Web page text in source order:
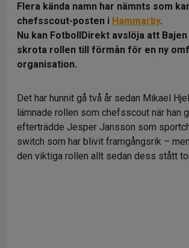
Flera kända namn har nämnts som
chefsscout-posten i Hammarby.
Nu kan FotbollDirekt avslöja att
skrota rollen till förmån för en ny
organisation.
Det har hunnit gå två år sedan Mikael
lämnade rollen som chefsscout när han
efterträdde Jesper Jansson som
switch som har blivit framgångsrik –
den viktiga rollen allt sedan dess stått